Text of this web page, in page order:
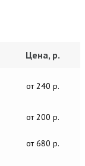
Цена, р.
от 240 р.
от 200 р.
от 680 р.